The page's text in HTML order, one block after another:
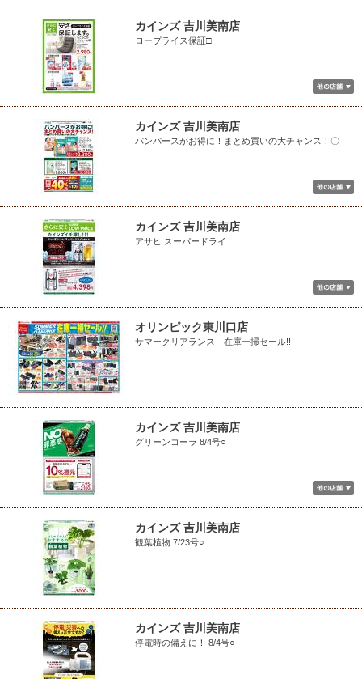
カインズ 吉川美南店
ロープライス保証□
カインズ 吉川美南店
パンパースがお得に！まとめ買いの大チャンス！〇
カインズ 吉川美南店
アサヒ スーパードライ
オリンピック東川口店
サマークリアランス 在庫一掃セール!!
カインズ 吉川美南店
グリーンコーラ 8/4号○
カインズ 吉川美南店
観葉植物 7/23号○
カインズ 吉川美南店
停電時の備えに！ 8/4号○